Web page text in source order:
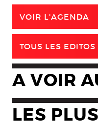
VOIR L'AGENDA
TOUS LES EDITOS
A VOIR
LES